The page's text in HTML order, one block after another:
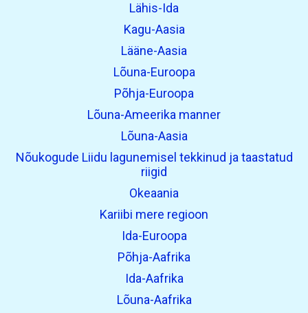
Lähis-Ida
Kagu-Aasia
Lääne-Aasia
Lõuna-Euroopa
Põhja-Euroopa
Lõuna-Ameerika manner
Lõuna-Aasia
Nõukogude Liidu lagunemisel tekkinud ja taastatud
riigid
Okeaania
Kariibi mere regioon
Ida-Euroopa
Põhja-Aafrika
Ida-Aafrika
Lõuna-Aafrika